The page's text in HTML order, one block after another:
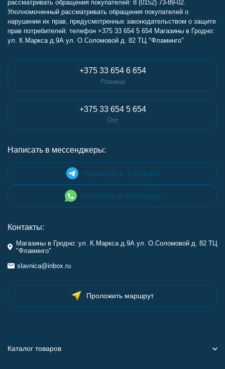
рассматривать обращения покупателей: 8 (0152) 73-89-02.
Уполномоченный рассматривать обращения покупателей о
нарушении их прав, предусмотренных законодательством о защите
прав потребителей: телефон +375 33 654 5 654 Магазины в Гродно:
ул. К.Маркса д.9А ул. О.Соломовой д. 82 ТЦ "Фламинго"
+375 33 654 6 654
Розница
+375 33 654 5 654
Опт
Написать в мессенджеры:
Написать в Telegram
Написать в Whatsapp
Контакты:
Магазины в Гродно: ул. К.Маркса д.9А ул. О.Соломовой д. 82 ТЦ
"Фламинго"
slavnica@inbox.ru
Проложить маршрут
Каталог товаров